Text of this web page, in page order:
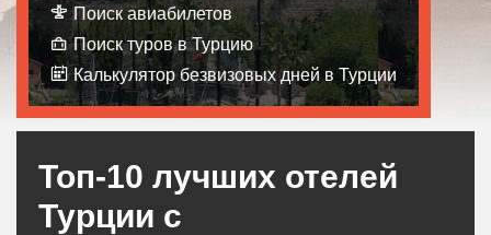
Поиск авиабилетов
Поиск туров в Турцию
Калькулятор безвизовых дней в Турции
Топ-10 лучших отелей
Турции с